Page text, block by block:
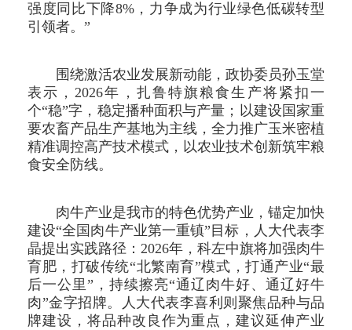
强度同比下降8%，力争成为行业绿色低碳转型
引领者。”
围绕激活农业发展新动能，政协委员孙玉堂
表示，2026年，扎鲁特旗粮食生产将紧扣一
个“稳”字，稳定播种面积与产量；以建设国家重
要农畜产品生产基地为主线，全力推广玉米密植
精准调控高产技术模式，以农业技术创新筑牢粮
食安全防线。
肉牛产业是我市的特色优势产业，锚定加快
建设“全国肉牛产业第一重镇”目标，人大代表李
晶提出实践路径：2026年，科左中旗将加强肉牛
育肥，打破传统“北繁南育”模式，打通产业“最
后一公里”，持续擦亮“通辽肉牛好、通辽好牛
肉”金字招牌。人大代表李喜利则聚焦品种与品
牌建设，将品种改良作为重点，建议延伸产业